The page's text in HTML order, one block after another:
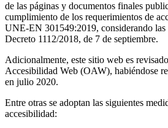
de las páginas y documentos finales
cumplimiento de los requerimientos de
UNE-EN 301549:2019, considerando las
Decreto 1112/2018, de 7 de septiembre.
Adicionalmente, este sitio web es
Accesibilidad Web (OAW), habiéndose
en julio 2020.
Entre otras se adoptan las siguientes
accesibilidad: